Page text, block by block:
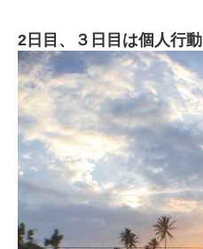
2日目、３日目は個人行動